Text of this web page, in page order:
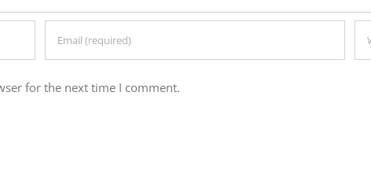
for the next time I comment.